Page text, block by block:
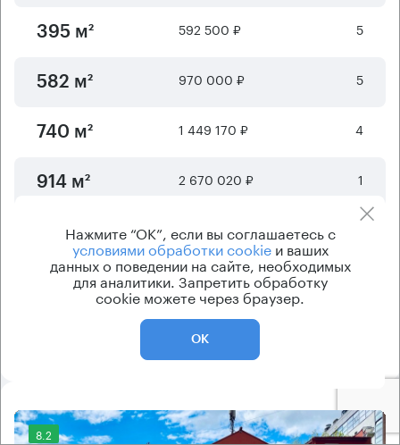
395 м² 592 500 ₽ 5
582 м² 970 000 ₽ 5
740 м² 1 449 170 ₽ 4
914 м² 2 670 020 ₽ 1
1500 м² 2 625 000 ₽
Отображается6из9предложений
Показать ещё
8.2
Нажмите “ОК”, если вы соглашаетесь с
условиями обработки cookieи ваших
данных о поведении на сайте, необходимых
для аналитики. Запретить обработку
cookie можете через браузер.
ОК